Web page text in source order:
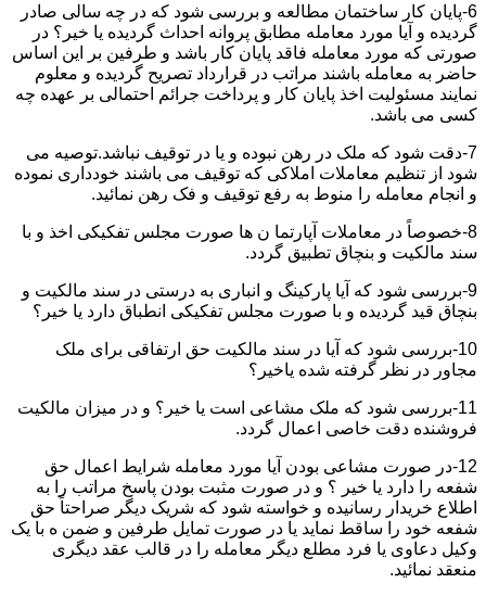
6-پایان کار ساختمان مطالعه و بررسی شود که در چه سالی صادر
گردیده و آیا مورد معامله مطابق پروانه احداث گردیده یا خیر؟ در
صورتی که مورد معامله فاقد پایان کار باشد و طرفین بر این اساس
حاضر به معامله باشند مراتب در قرارداد تصریح گردیده و معلوم
نمایند مسئولیت اخذ پایان کار و پرداخت جرائم احتمالی بر عهده چه
کسی می باشد.
7-دقت شود که ملک در رهن نبوده و یا در توقیف نباشد.توصیه می
شود از تنظیم معاملات املاکی که توقیف می باشند خودداری نموده
و انجام معامله را منوط به رفع توقیف و فک رهن نمائید.
8-خصوصاً در معاملات آپارتما ن ها صورت مجلس تفکیکی اخذ و با
سند مالکیت و بنچاق تطبیق گردد.
9-بررسی شود که آیا پارکینگ و انباری به درستی در سند مالکیت و
بنچاق قید گردیده و با صورت مجلس تفکیکی انطباق دارد یا خیر؟
10-بررسی شود که آیا در سند مالکیت حق ارتفاقی برای ملک
مجاور در نظر گرفته شده یاخیر؟
11-بررسی شود که ملک مشاعی است یا خیر؟ و در میزان مالکیت
فروشنده دقت خاصی اعمال گردد.
12-در صورت مشاعی بودن آیا مورد معامله شرایط اعمال حق
شفعه را دارد یا خیر ؟ و در صورت مثبت بودن پاسخ مراتب را به
اطلاع خریدار رسانیده و خواسته شود که شریک دیگر صراحتاً حق
شفعه خود را ساقط نماید یا در صورت تمایل طرفین و ضمن ه با یک
وکیل دعاوی یا فرد مطلع دیگر معامله را در قالب عقد دیگری
منعقد نمائید.